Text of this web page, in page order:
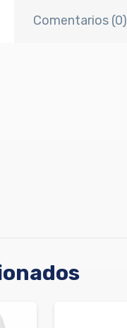
Comentarios (0)